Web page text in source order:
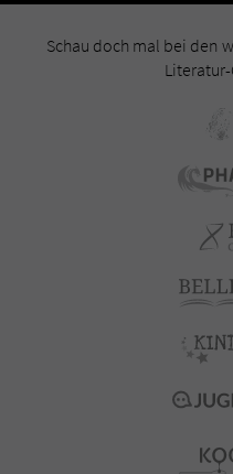
Schau doch mal bei den